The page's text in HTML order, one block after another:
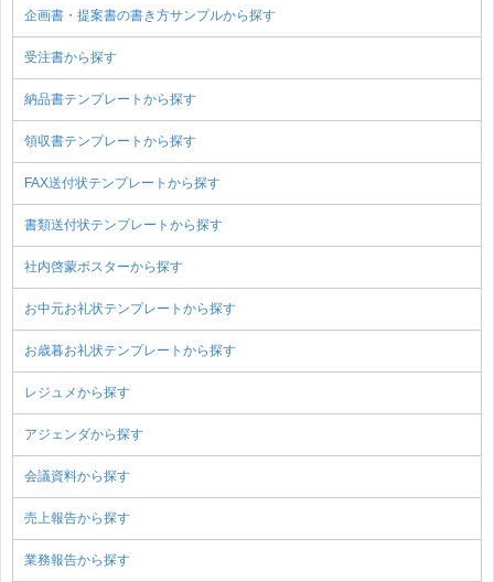
企画書・提案書の書き方サンプルから探す
受注書から探す
納品書テンプレートから探す
領収書テンプレートから探す
FAX送付状テンプレートから探す
書類送付状テンプレートから探す
社内啓蒙ポスターから探す
お中元お礼状テンプレートから探す
お歳暮お礼状テンプレートから探す
レジュメから探す
アジェンダから探す
会議資料から探す
売上報告から探す
業務報告から探す